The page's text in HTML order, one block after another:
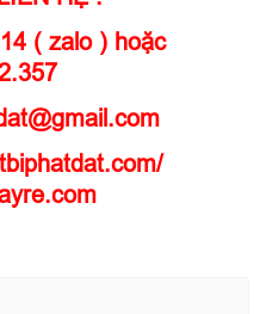
( zalo ) hoặc